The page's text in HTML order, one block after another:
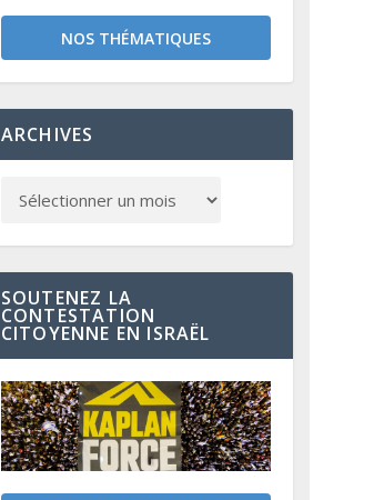
NOS THÉMATIQUES
ARCHIVES
SOUTENEZ LA
CONTESTATION
CITOYENNE EN ISRAËL